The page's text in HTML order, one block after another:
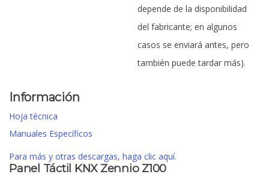
depende de la disponibilidad
del fabricante; en algunos
casos se enviará antes, pero
también puede tardar más).
Información
Hoja técnica
Manuales Específicos
Para más y otras descargas, haga clic aquí.
Panel Táctil KNX Zennio Z100